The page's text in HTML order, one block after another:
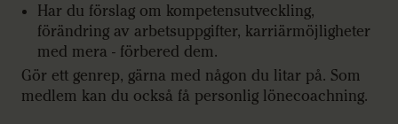
Har du förslag om kompetensutveckling,
förändring av arbetsuppgifter, karriärmöjligheter
med mera - förbered dem.
Gör ett genrep, gärna med någon du litar på. Som
medlem kan du också få personlig lönecoachning.